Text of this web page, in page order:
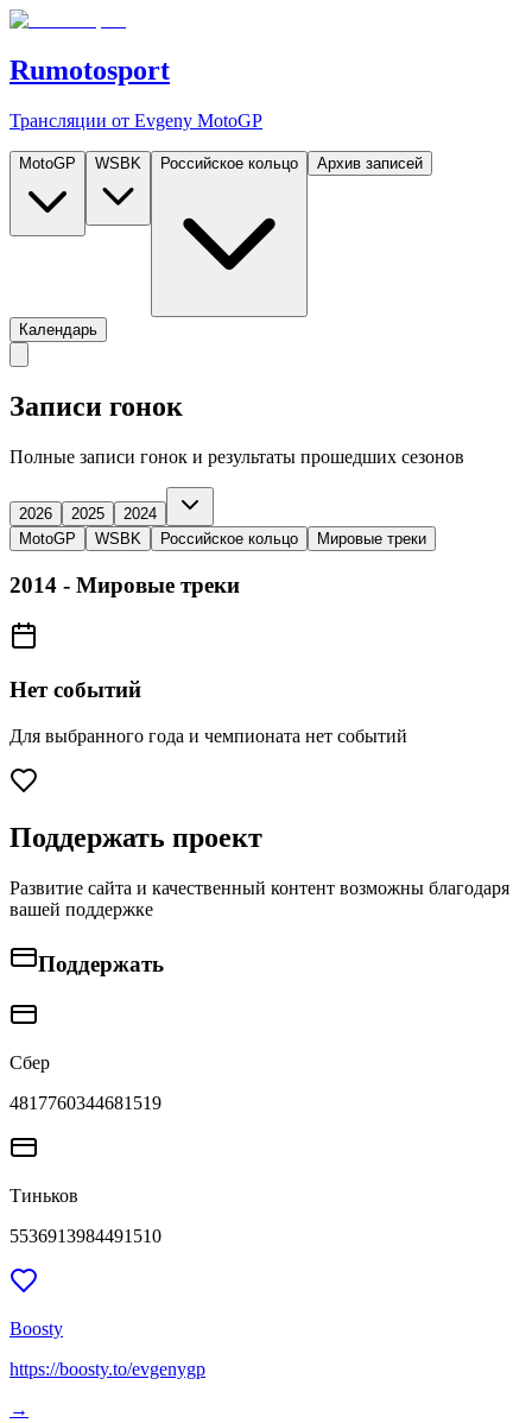
Rumotosport
Трансляции от Evgeny MotoGP
MotoGP WSBK Российское кольцо Архив записей
Календарь
Записи гонок
Полные записи гонок и результаты прошедших сезонов
2026 2025
2024
MotoGP
WSBK Российское кольцо Мировые треки
2014 - Мировые треки
Нет событий
Для выбранного года и чемпионата нет событий
Поддержать проект
Развитие сайта и качественный контент возможны благодаря
вашей поддержке
Поддержать
Сбер
4817760344681519
Тиньков
5536913984491510
Boosty
https://boosty.to/evgenygp
→